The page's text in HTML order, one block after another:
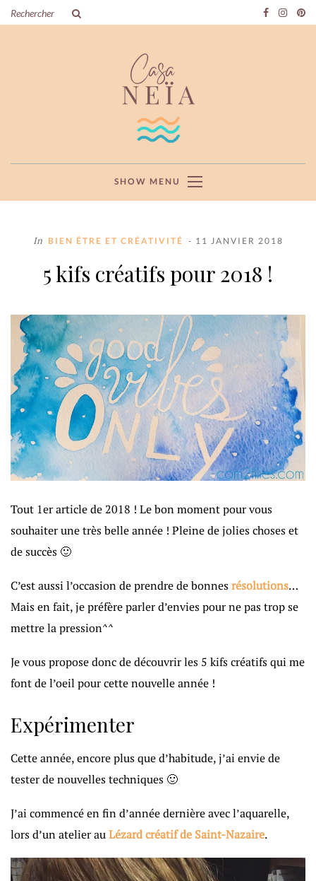
SHOW MENU
In BIEN ÊTRE ET CRÉATIVITÉ - 11 JANVIER 2018
5 kifs créatifs pour 2018 !
Tout 1er article de 2018 ! Le bon moment pour vous
souhaiter une très belle année ! Pleine de jolies choses et
de succès 🙂
C’est aussi l’occasion de prendre de bonnesrésolutions…
Mais en fait, je préfère parler d’envies pour ne pas trop se
mettre la pression^^
Je vous propose donc de découvrir les 5 kifs créatifs qui me
font de l’oeil pour cette nouvelle année !
Expérimenter
Cette année, encore plus que d’habitude, j’ai envie de
tester de nouvelles techniques 🙂
J’ai commencé en fin d’année dernière avec l’aquarelle,
lors d’un atelier auLézard créatif de Saint-Nazaire.